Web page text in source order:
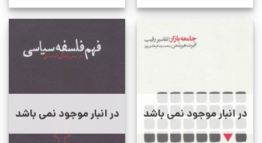
در انبار موجود نمی باشد در انبار موجود نمی باشد